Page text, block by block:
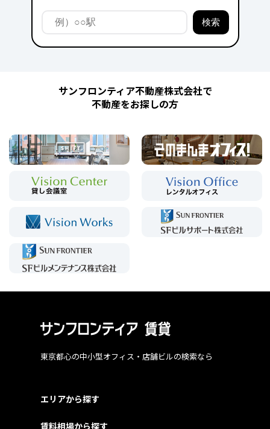
サンフロンティア不動産株式会社で
不動産をお探しの方
東京都心の中小型オフィス・店舗ビルの検索なら
エリアから探す
賃料相場から探す